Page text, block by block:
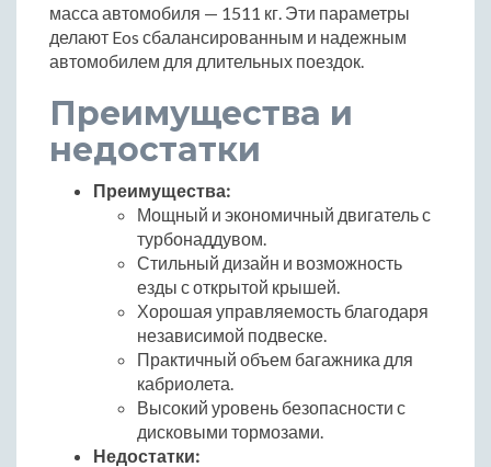
масса автомобиля — 1511 кг. Эти параметры
делают Eos сбалансированным и надежным
автомобилем для длительных поездок.
Преимущества и
недостатки
Преимущества:
Мощный и экономичный двигатель с
турбонаддувом.
Стильный дизайн и возможность
езды с открытой крышей.
Хорошая управляемость благодаря
независимой подвеске.
Практичный объем багажника для
кабриолета.
Высокий уровень безопасности с
дисковыми тормозами.
Недостатки: